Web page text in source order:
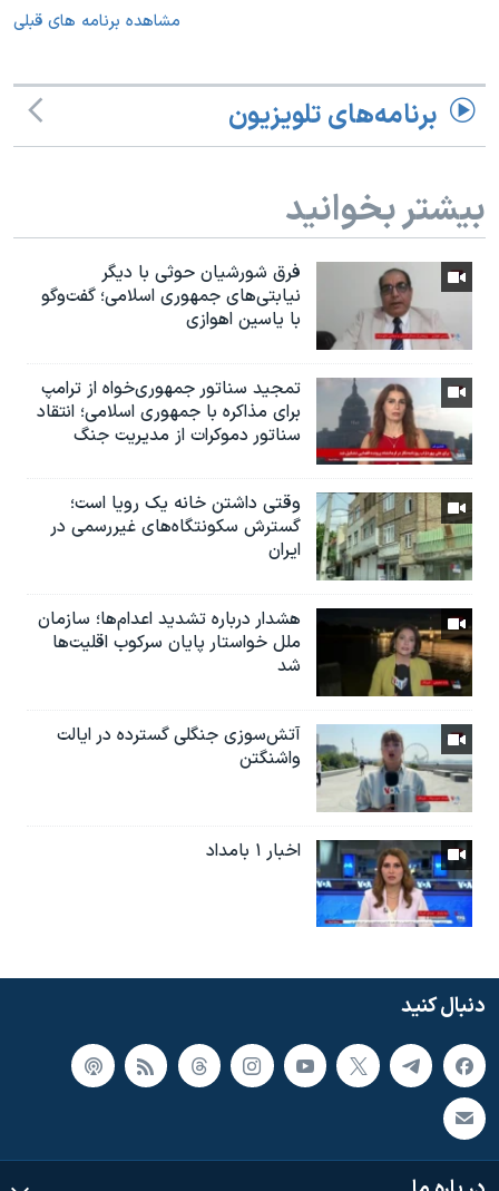
مشاهده برنامه های قبلی
برنامه‌های تلویزیون
بیشتر بخوانید
فرق شورشیان حوثی با دیگر
نیابتی‌های جمهوری اسلامی؛ گفت‌وگو
با یاسین اهوازی
تمجید سناتور جمهوری‌خواه از ترامپ
برای مذاکره با جمهوری اسلامی؛ انتقاد
سناتور دموکرات از مدیریت جنگ
وقتی داشتن خانه یک رویا است؛
گسترش سکونتگاه‌های غیررسمی در
ایران
هشدار درباره تشدید اعدام‌ها؛ سازمان
ملل خواستار پایان سرکوب اقلیت‌ها
شد
آتش‌سوزی جنگلی گسترده در ایالت
واشنگتن
اخبار ۱ بامداد
دنبال کنید